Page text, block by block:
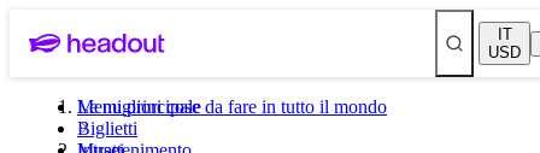
IT
USD
Le migliori cose da fare in tutto il mondo
Biglietti
Menu principale